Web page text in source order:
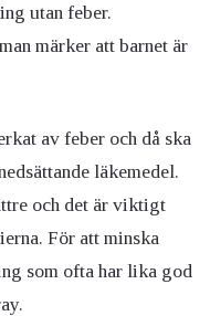
utan feber.
märker att barnet är
av feber och då ska
läkemedel.
och det är viktigt
För att minska
som ofta har lika god